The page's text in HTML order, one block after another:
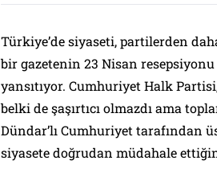
Türkiye’de siyaseti, partilerden
bir gazetenin 23 Nisan
yansıtıyor. Cumhuriyet Halk
belki de şaşırtıcı olmazdı ama
Dündar’lı Cumhuriyet tarafından
siyasete doğrudan müdahale